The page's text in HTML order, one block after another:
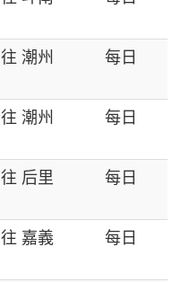
往 潮州 每日
往 潮州 每日
往 后里 每日
往 嘉義 每日